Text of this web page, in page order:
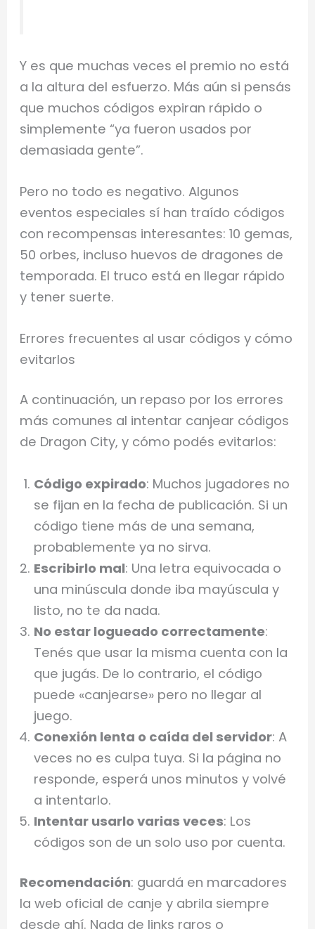
Y es que muchas veces el premio no está
a la altura del esfuerzo. Más aún si pensás
que muchos códigos expiran rápido o
simplemente “ya fueron usados por
demasiada gente”.
Pero no todo es negativo. Algunos
eventos especiales sí han traído códigos
con recompensas interesantes: 10 gemas,
50 orbes, incluso huevos de dragones de
temporada. El truco está en llegar rápido
y tener suerte.
Errores frecuentes al usar códigos y cómo
evitarlos
A continuación, un repaso por los errores
más comunes al intentar canjear códigos
de Dragon City, y cómo podés evitarlos:
Código expirado: Muchos jugadores no
se fijan en la fecha de publicación. Si un
código tiene más de una semana,
probablemente ya no sirva.
Escribirlo mal: Una letra equivocada o
una minúscula donde iba mayúscula y
listo, no te da nada.
No estar logueado correctamente:
Tenés que usar la misma cuenta con la
que jugás. De lo contrario, el código
puede «canjearse» pero no llegar al
juego.
Conexión lenta o caída del servidor: A
veces no es culpa tuya. Si la página no
responde, esperá unos minutos y volvé
a intentarlo.
Intentar usarlo varias veces: Los
códigos son de un solo uso por cuenta.
Recomendación: guardá en marcadores
la web oficial de canje y abrila siempre
desde ahí. Nada de links raros o